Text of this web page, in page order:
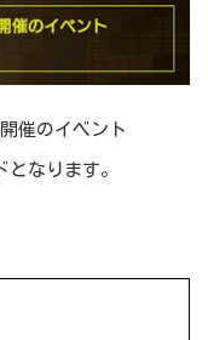
催のイベント
となります。